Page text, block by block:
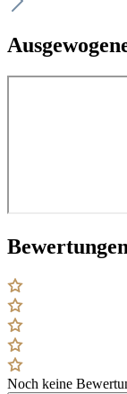
Noch keine